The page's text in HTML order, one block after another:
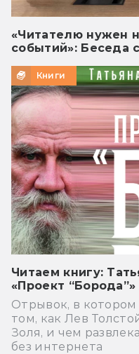
«Читателю нужен
событий»: Беседа
Книги
Читаем книгу:
«Проект “Борода”»
Отрывок, в котором
том, как Лев
Золя, и чем
без интернета